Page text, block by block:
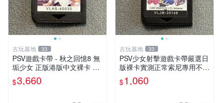
古玩基地 33
PSV遊戲卡帶 - 秋之回憶8 無
垢少女 正版港版中文裸卡 限
定運行於Sony PSV機器 psv
秋之回憶無垢少女 港版 中文
$3,660
古玩基地 33
PSV少女射擊遊戲卡帶嚴選日
版裸卡實測正常索尼專用不可
退換多次購優惠 psv 少女 射
擊
$1,060